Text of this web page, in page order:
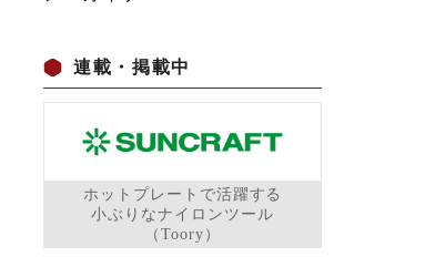
連載・掲載中
ホットプレートで活躍する
小ぶりなナイロンツール
（Toory）